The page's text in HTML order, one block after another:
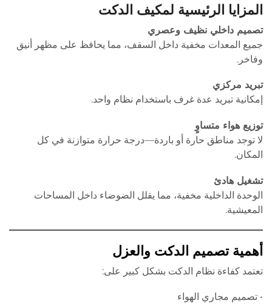
المزايا الرئيسية لمكيف الدكت
تصميم داخلي نظيف وعصري
جميع المعدات مخفية داخل السقف، مما يحافظ على مظهر أنيق
وفاخر.
تبريد مركزي
إمكانية تبريد عدة غرف باستخدام نظام واحد.
توزيع هواء متساوٍ
لا توجد مناطق حارة أو باردة—درجة حرارة متوازنة في كل
المكان.
تشغيل هادئ
الوحدة الداخلية مخفية، مما يقلل الضوضاء داخل المساحات
المعيشية.
أهمية تصميم الدكت والعزل
تعتمد كفاءة نظام الدكت بشكل كبير على:
• تصميم مجاري الهواء